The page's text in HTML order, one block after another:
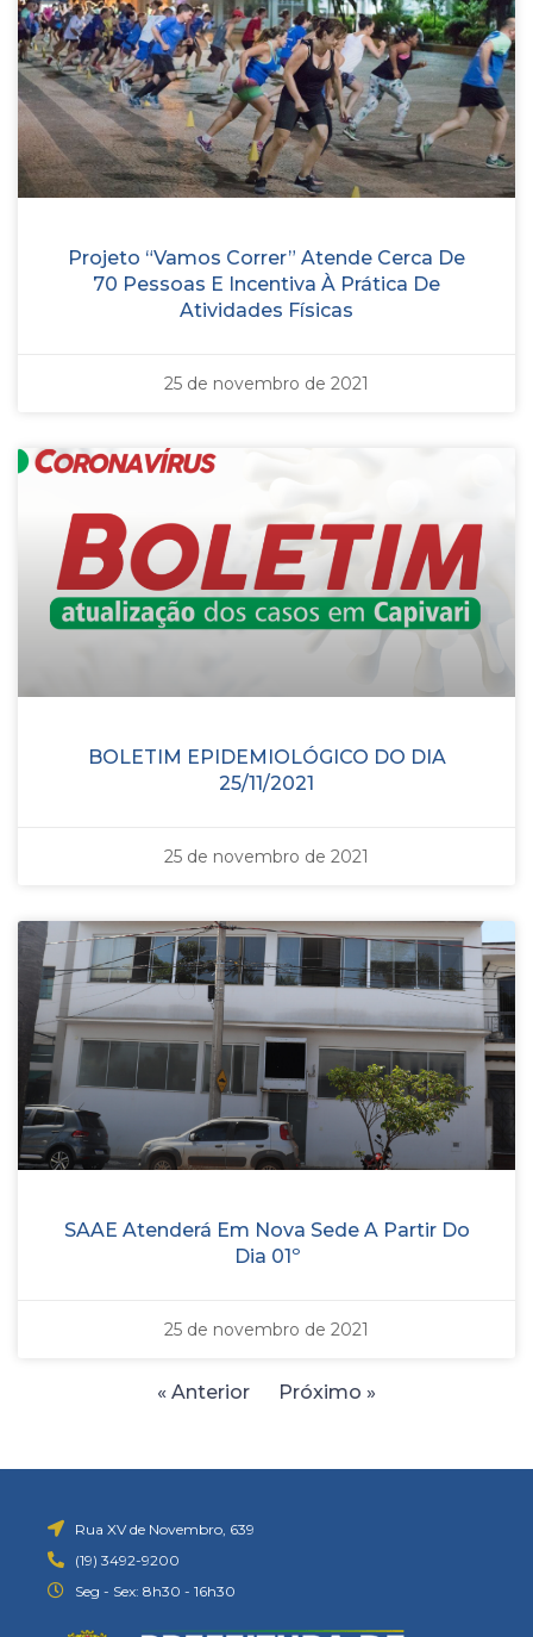
Projeto “Vamos Correr” Atende Cerca De
70 Pessoas E Incentiva À Prática De
Atividades Físicas
25 de novembro de 2021
BOLETIM EPIDEMIOLÓGICO DO DIA
25/11/2021
25 de novembro de 2021
SAAE Atenderá Em Nova Sede A Partir Do
Dia 01º
25 de novembro de 2021
« Anterior Próximo »
Rua XV de Novembro, 639
(19) 3492-9200
Seg - Sex: 8h30 - 16h30